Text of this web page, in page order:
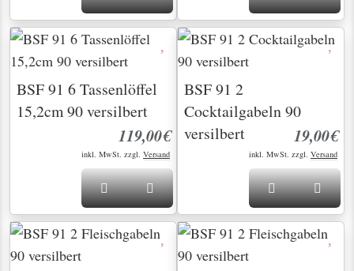
BSF 91 6 Tassenlöffel
15,2cm 90 versilbert
119,00€
inkl. MwSt. zzgl. Versand
BSF 91 2
Cocktailgabeln 90
versilbert
19,00€
inkl. MwSt. zzgl. Versand